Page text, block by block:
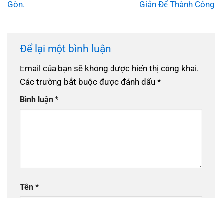
Gòn.
Giản Để Thành Công
Để lại một bình luận
Email của bạn sẽ không được hiển thị công khai.
Các trường bắt buộc được đánh dấu *
Bình luận *
Tên *